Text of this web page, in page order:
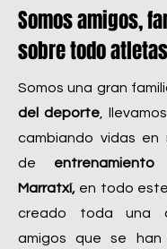
Somos amigos,
sobre todo
Somos una gran
del deporte,
cambiando vidas en
de
Marratxí, en todo
creado toda una
amigos que se han